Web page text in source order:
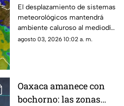
aquí el reporte de hoy
El desplazamiento de sistemas
meteorológicos mantendrá
ambiente caluroso al mediodía
y precipitaciones por la tarde.
agosto 03, 2026 10:02 a. m.
Oaxaca amanece con
bochorno: las zonas